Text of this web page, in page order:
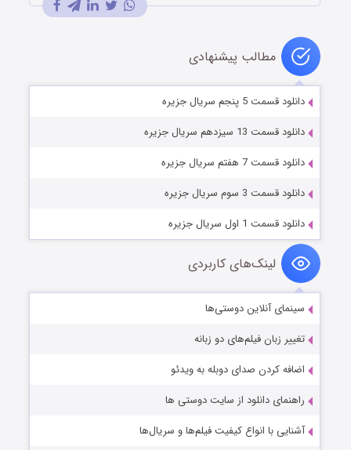
مطالب پیشنهادی
دانلود قسمت 5 پنجم سریال جزیره
دانلود قسمت 13 سیزدهم سریال جزیره
دانلود قسمت 7 هفتم سریال جزیره
دانلود قسمت 3 سوم سریال جزیره
دانلود قسمت 1 اول سریال جزیره
لینک‌های کاربردی
سینمای آنلاین دوستی‌ها
تغییر زبان فیلم‌های دو زبانه
اضافه کردن صدای دوبله به ویدئو
راهنمای دانلود از سایت دوستی ها
آشنایی با انواع کیفیت فیلم‌ها و سریال‌ها